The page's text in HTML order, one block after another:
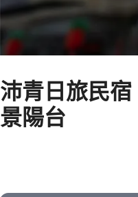
沛青日旅民
景陽台